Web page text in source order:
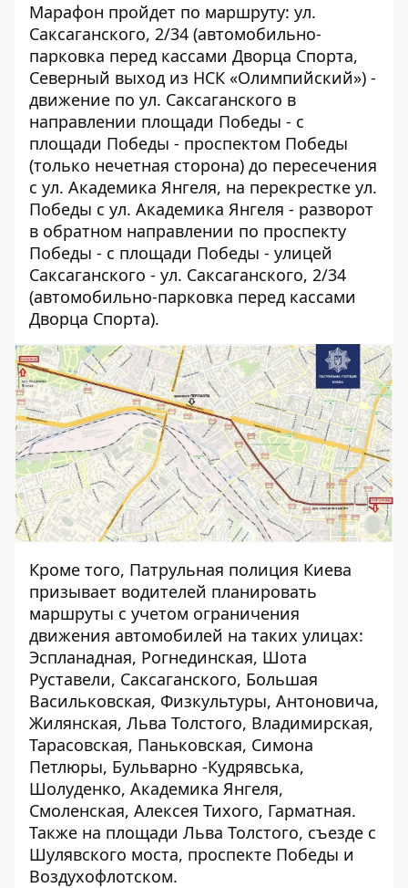
Марафон пройдет по маршруту: ул.
Саксаганского, 2/34 (автомобильно-
парковка перед кассами Дворца Спорта,
Северный выход из НСК «Олимпийский») -
движение по ул. Саксаганского в
направлении площади Победы - с
площади Победы - проспектом Победы
(только нечетная сторона) до пересечения
с ул. Академика Янгеля, на перекрестке ул.
Победы с ул. Академика Янгеля - разворот
в обратном направлении по проспекту
Победы - с площади Победы - улицей
Саксаганского - ул. Саксаганского, 2/34
(автомобильно-парковка перед кассами
Дворца Спорта).
Кроме того, Патрульная полиция Киева
призывает водителей планировать
маршруты с учетом ограничения
движения автомобилей на таких улицах:
Эспланадная, Рогнединская, Шота
Руставели, Саксаганского, Большая
Васильковская, Физкультуры, Антоновича,
Жилянская, Льва Толстого, Владимирская,
Тарасовская, Паньковская, Симона
Петлюры, Бульварно -Кудрявська,
Шолуденко, Академика Янгеля,
Смоленская, Алексея Тихого, Гарматная.
Также на площади Льва Толстого, съезде с
Шулявского моста, проспекте Победы и
Воздухофлотском.